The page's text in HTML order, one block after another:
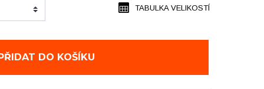
DO KOŠÍKU
TABULKA VELIKOSTÍ